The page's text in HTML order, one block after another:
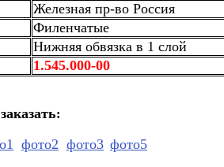
Железная пр-во Россия
Филенчатые
Нижняя обвязка в 1 слой
1.545.000-00
:
фото2 фото3 фото5